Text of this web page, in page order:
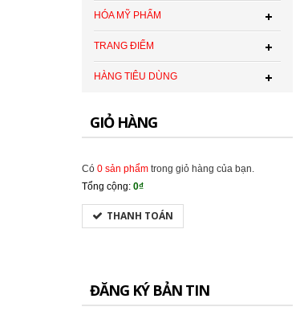
HÓA MỸ PHẨM
TRANG ĐIỂM
HÀNG TIÊU DÙNG
GIỎ HÀNG
Có 0 sản phẩm trong giỏ hàng của bạn.
Tổng cộng: 0₫
THANH TOÁN
ĐĂNG KÝ BẢN TIN